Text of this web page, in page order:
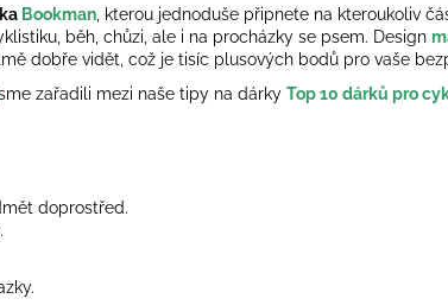
Bookman , kterou jednoduše připnete na kteroukoliv
běh, chůzi, ale i na procházky se psem. Design
dobře vidět, což je tisíc plusových bodů pro vaše
zařadili mezi naše tipy na dárky Top 10 dárků pro
doprostřed.